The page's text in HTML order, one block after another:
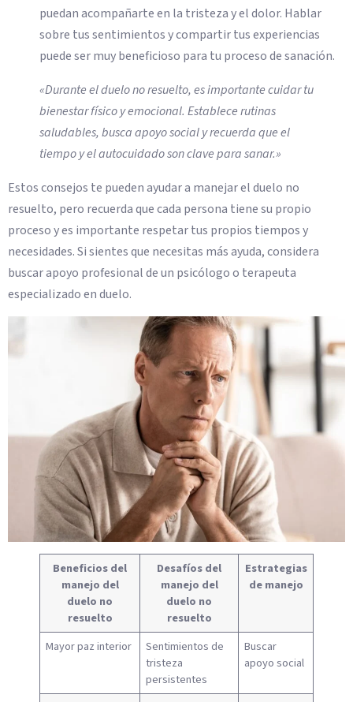
puedan acompañarte en la tristeza y el dolor. Hablar
sobre tus sentimientos y compartir tus experiencias
puede ser muy beneficioso para tu proceso de sanación.
«Durante el duelo no resuelto, es importante cuidar tu
bienestar físico y emocional. Establece rutinas
saludables, busca apoyo social y recuerda que el
tiempo y el autocuidado son clave para sanar.»
Estos consejos te pueden ayudar a manejar el duelo no
resuelto, pero recuerda que cada persona tiene su propio
proceso y es importante respetar tus propios tiempos y
necesidades. Si sientes que necesitas más ayuda, considera
buscar apoyo profesional de un psicólogo o terapeuta
especializado en duelo.
Beneficios del
manejo del
duelo no
resuelto
Desafíos del
manejo del
duelo no
resuelto
Estrategias
de manejo
Mayor paz interior
Sentimientos de
tristeza
persistentes
Buscar
apoyo social